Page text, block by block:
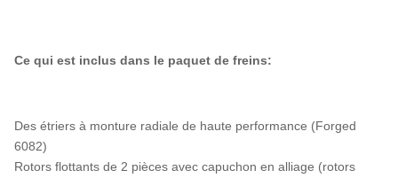
Ce qui est inclus dans le paquet de freins:
Des étriers à monture radiale de haute performance (Forged
6082)
Rotors flottants de 2 pièces avec capuchon en alliage (rotors